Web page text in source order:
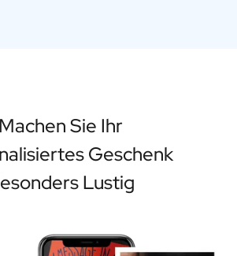
Machen Sie Ihr
Geschenk
Lustig